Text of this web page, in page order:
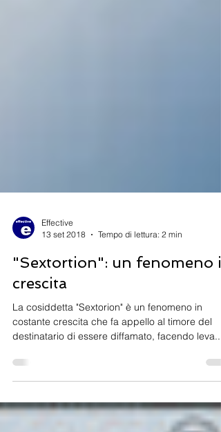
13 set 2018
Tempo di lettura: 2 min
"Sextortion": un fenomeno
crescita
La cosiddetta "Sextorion" è un fenomeno in
destinatario di essere diffamato, facendo leva...